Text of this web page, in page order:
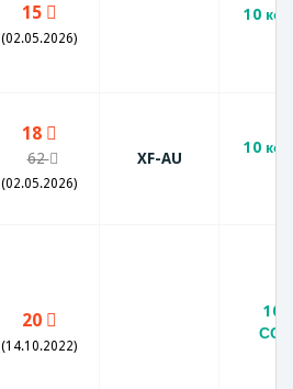
15
(02.05.2026)
10
18
62
(02.05.2026)
XF-AU
10
20
(14.10.2022)
10